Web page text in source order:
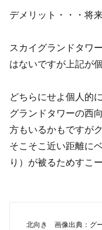
デメリット・・・将
スカイグランドタワ
はないですが上記が
どちらにせよ個人的
グランドタワーの西
方もいるかもですが
そこそこ近い距離に
り）が被るためすこ
北向き 画像出典：グ